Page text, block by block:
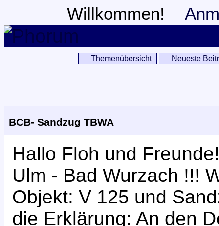
Willkommen!
Themenübersicht Neueste
BCB- Sandzug TBWA
Hallo Floh und
Ulm - Bad Wurzach !!!
Objekt: V 125 und
die Erklärung: An den